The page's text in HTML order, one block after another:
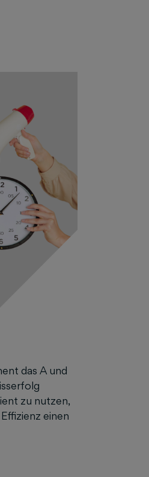
das A und
zu nutzen,
einen